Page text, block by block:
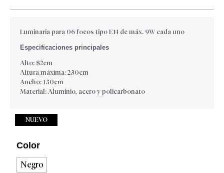
Luminaria para 06 focos tipo E14 de máx. 9W cada uno
Especificaciones principales
Alto: 82cm
Altura máxima: 230cm
Ancho: 130cm
Material: Aluminio, acero y policarbonato
NUEVO
Color
Negro